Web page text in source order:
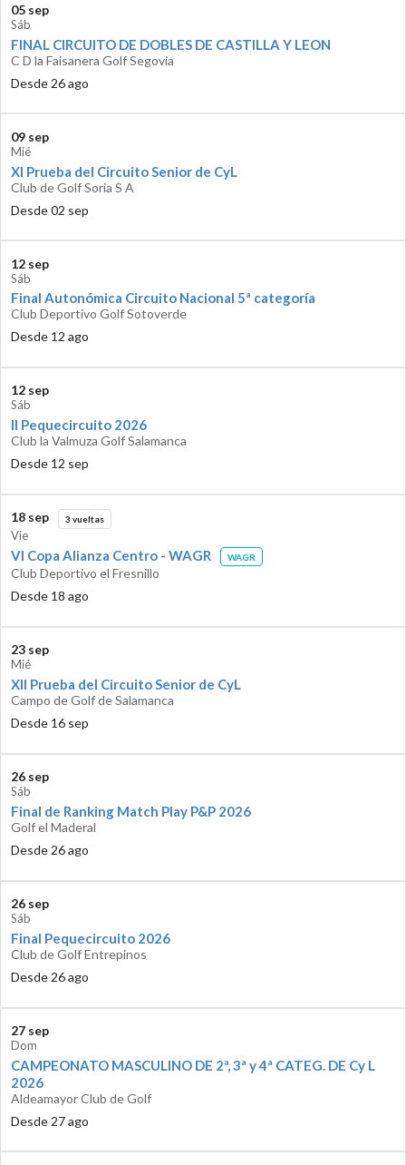
05 sep
Sáb
FINAL CIRCUITO DE DOBLES DE CASTILLA Y LEON
C D la Faisanera Golf Segovia
Desde 26 ago
09 sep
Mié
XI Prueba del Circuito Senior de CyL
Club de Golf Soria S A
Desde 02 sep
12 sep
Sáb
Final Autonómica Circuito Nacional 5ª categoría
Club Deportivo Golf Sotoverde
Desde 12 ago
12 sep
Sáb
II Pequecircuito 2026
Club la Valmuza Golf Salamanca
Desde 12 sep
18 sep 3 vueltas
Vie
VI Copa Alianza Centro - WAGR WAGR
Club Deportivo el Fresnillo
Desde 18 ago
23 sep
Mié
XII Prueba del Circuito Senior de CyL
Campo de Golf de Salamanca
Desde 16 sep
26 sep
Sáb
Final de Ranking Match Play P&P 2026
Golf el Maderal
Desde 26 ago
26 sep
Sáb
Final Pequecircuito 2026
Club de Golf Entrepinos
Desde 26 ago
27 sep
Dom
CAMPEONATO MASCULINO DE 2ª, 3ª y 4ª CATEG. DE Cy L
2026
Aldeamayor Club de Golf
Desde 27 ago